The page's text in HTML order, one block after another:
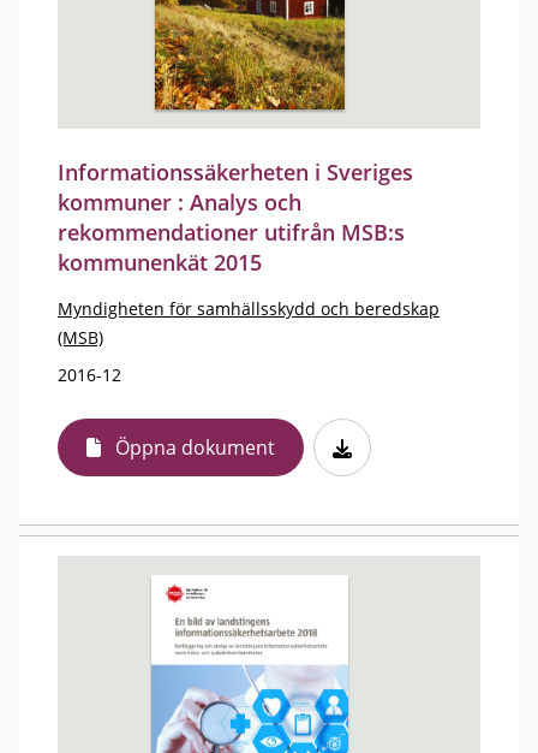
Informationssäkerheten i Sveriges
kommuner : Analys och
rekommendationer utifrån MSB:s
kommunenkät 2015
Myndigheten för samhällsskydd och beredskap
(MSB)
2016-12
Öppna dokument